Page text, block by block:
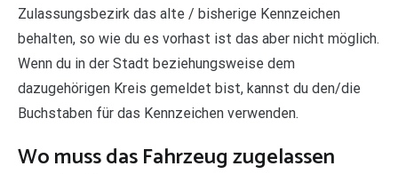
Zulassungsbezirk das alte / bisherige Kennzeichen
behalten, so wie du es vorhast ist das aber nicht möglich.
Wenn du in der Stadt beziehungsweise dem
dazugehörigen Kreis gemeldet bist, kannst du den/die
Buchstaben für das Kennzeichen verwenden.
Wo muss das Fahrzeug zugelassen